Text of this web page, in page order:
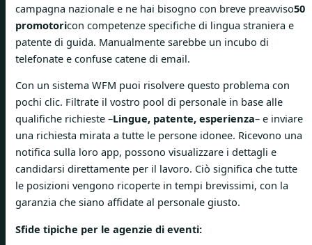
campagna nazionale e ne hai bisogno con breve preavviso50
promotoricon competenze specifiche di lingua straniera e
patente di guida. Manualmente sarebbe un incubo di
telefonate e confuse catene di email.
Con un sistema WFM puoi risolvere questo problema con
pochi clic. Filtrate il vostro pool di personale in base alle
qualifiche richieste –Lingue, patente, esperienza– e inviare
una richiesta mirata a tutte le persone idonee. Ricevono una
notifica sulla loro app, possono visualizzare i dettagli e
candidarsi direttamente per il lavoro. Ciò significa che tutte
le posizioni vengono ricoperte in tempi brevissimi, con la
garanzia che siano affidate al personale giusto.
Sfide tipiche per le agenzie di eventi: